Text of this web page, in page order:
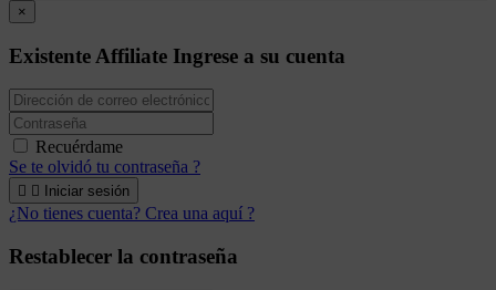
×
Existente Affiliate Ingrese a su cuenta
Recuérdame
Se te olvidó tu contraseña ?
  Iniciar sesión
¿No tienes cuenta? Crea una aquí ?
Restablecer la contraseña